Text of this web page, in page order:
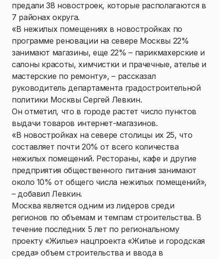
предали 38 новостроек, которые располагаются в
7 районах округа.
«В нежилых помещениях в новостройках по
программе реновации на севере Москвы 22%
занимают магазины, еще 22% – парикмахерские и
салоны красоты, химчистки и прачечные, ателье и
мастерские по ремонту», – рассказал
руководитель департамента градостроительной
политики Москвы Сергей Левкин.
Он отметил, что в городе растет число пунктов
выдачи товаров интернет-магазинов.
«В новостройках на севере столицы их 25, что
составляет почти 20% от всего количества
нежилых помещений. Рестораны, кафе и другие
предприятия общественного питания занимают
около 10% от общего числа нежилых помещений»,
– добавил Левкин.
Москва является одним из лидеров среди
регионов по объемам и темпам строительства. В
течение последних 5 лет по региональному
проекту «Жилье» нацпроекта «Жилье и городская
среда» объем строительства и ввода в